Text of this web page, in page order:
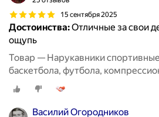
15 сентября 2025
Достоинства:Отличные за свои
ощупь
Товар — Нарукавники
баскетбола, футбола,
пальцев, 2 пары черные + белые
Василий Огородников